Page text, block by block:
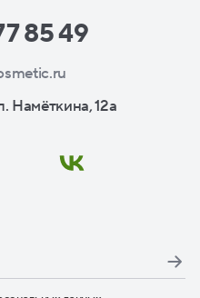
85 49
Намёткина, 12а